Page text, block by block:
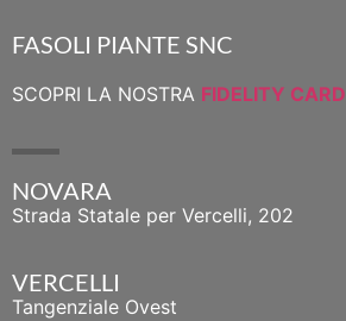
FASOLI PIANTE SNC
SCOPRI LA NOSTRA FIDELITY CARD
NOVARA
Strada Statale per Vercelli, 202
VERCELLI
Tangenziale Ovest